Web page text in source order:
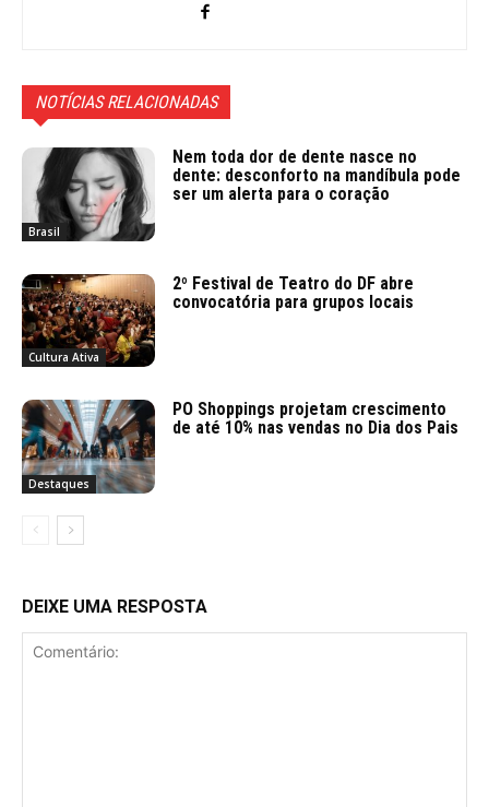
NOTÍCIAS RELACIONADAS
Brasil
Nem toda dor de dente nasce no
dente: desconforto na mandíbula pode
ser um alerta para o coração
Cultura Ativa
2º Festival de Teatro do DF abre
convocatória para grupos locais
Destaques
PO Shoppings projetam crescimento
de até 10% nas vendas no Dia dos Pais
DEIXE UMA RESPOSTA